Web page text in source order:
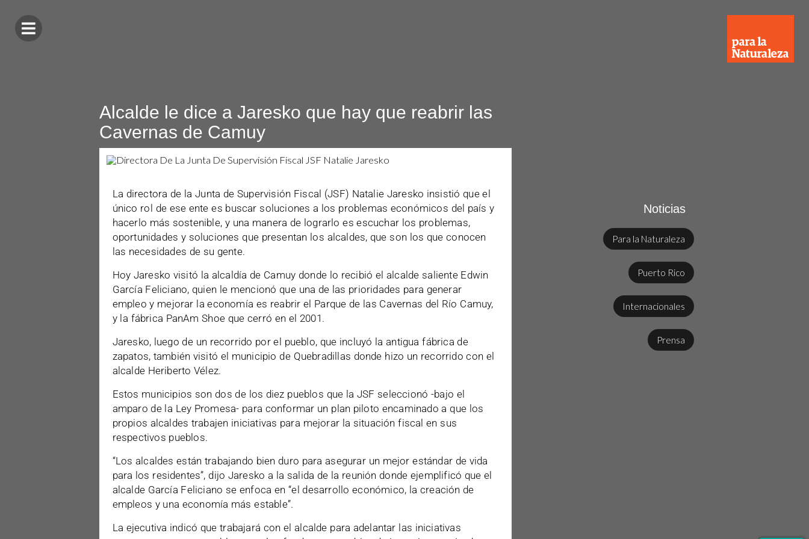
Alcalde le dice a Jaresko que hay que reabrir las
Cavernas de Camuy
La directora de la Junta de Supervisión Fiscal (JSF) Natalie Jaresko insistió que el
único rol de ese ente es buscar soluciones a los problemas económicos del país y
hacerlo más sostenible, y una manera de lograrlo es escuchar los problemas,
oportunidades y soluciones que presentan los alcaldes, que son los que conocen
las necesidades de su gente.
Hoy Jaresko visitó la alcaldía de Camuy donde lo recibió el alcalde saliente Edwin
García Feliciano, quien le mencionó que una de las prioridades para generar
empleo y mejorar la economía es reabrir el Parque de las Cavernas del Río Camuy,
y la fábrica PanAm Shoe que cerró en el 2001.
Jaresko, luego de un recorrido por el pueblo, que incluyó la antigua fábrica de
zapatos, también visitó el municipio de Quebradillas donde hizo un recorrido con el
alcalde Heriberto Vélez.
Estos municipios son dos de los diez pueblos que la JSF seleccionó -bajo el
amparo de la Ley Promesa- para conformar un plan piloto encaminado a que los
propios alcaldes trabajen iniciativas para mejorar la situación fiscal en sus
respectivos pueblos.
“Los alcaldes están trabajando bien duro para asegurar un mejor estándar de vida
para los residentes”, dijo Jaresko a la salida de la reunión donde ejemplificó que el
alcalde García Feliciano se enfoca en “el desarrollo económico, la creación de
empleos y una economía más estable”.
La ejecutiva indicó que trabajará con el alcalde para adelantar las iniciativas
Noticias
Para la Naturaleza
Puerto Rico
Internacionales
Prensa